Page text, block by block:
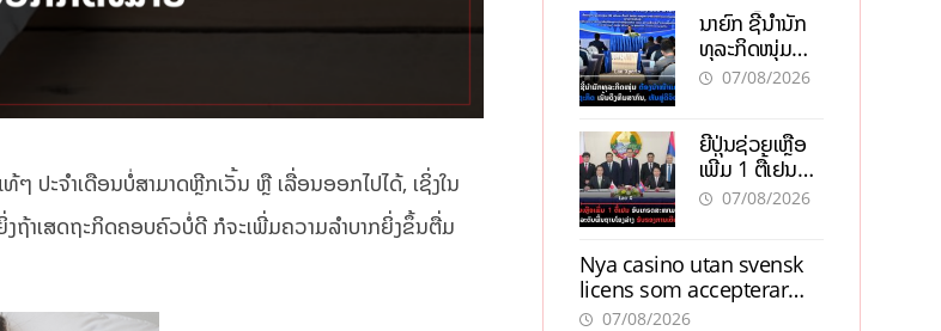
ໆ ປະຈຳເດືອນບໍ່ສາມາດຫຼີກເວັ້ນ ຫຼື ເລື່ອນອອກໄປໄດ້,​ ເຊິ່ງໃນ
ຖ້າເສດຖະກິດຄອບຄົວບໍ່ດີ ກໍຈະເພີ່ມຄວາມລຳບາກຍິ່ງຂຶ້ນຕື່ມ
150 ລ້ານໂດລາ,
ສ້າງວຽກ 5.000
ຕຳແໜ່ງ
ນາຍົກ ຊີ້ນຳນັກ
ທຸລະກິດໜຸ່ມ
ຕ້ອງນຳໜ້າແກ້
ສາກົນ, ຫັນສູ່ດິຈິ
ຕອນ
07/08/2026
ຍີ່ປຸ່ນຊ່ວຍເຫຼືອ
ເພີ່ມ 1 ຕື້ເຢນ
ອັບເກຣດ
ເຕີບໂຕ
07/08/2026
Nya casino utan svensk
licens som accepterar
Swish: En jämförelse
07/08/2026